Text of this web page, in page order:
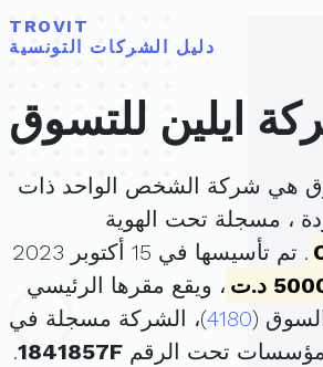
TROVIT
دليل الشركات التونسية
ايلين للتسوق
هي شركة الشخص الواحد ذات
، مسجلة تحت الهوية
. تم تأسيسها في 15 أكتوبر 2023
د.ت
، ويقع مقرها الرئيسي
(
4180)، الشركة مسجلة في
تحت الرقم 1841857F
.